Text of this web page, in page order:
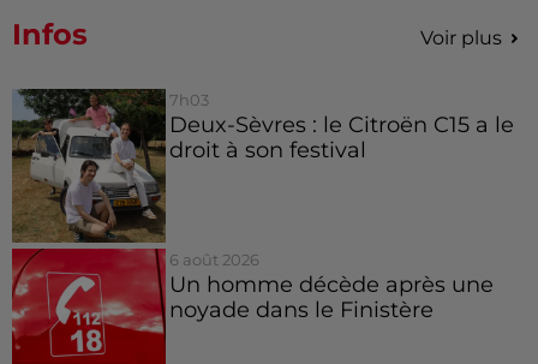
Infos Voir plus
7h03
Deux-Sèvres : le Citroën C15 a le
droit à son festival
6 août 2026
Un homme décède après une
noyade dans le Finistère